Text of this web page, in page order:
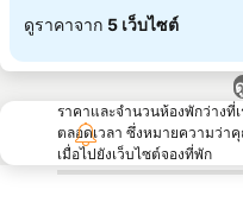
ดูราคาจาก 5 เว็บไซต์
ราคาและจำนวนห้องพักว่างที่
ตลอดเวลา ซึ่งหมายความว่า
เมื่อไปยังเว็บไซต์จองที่พัก